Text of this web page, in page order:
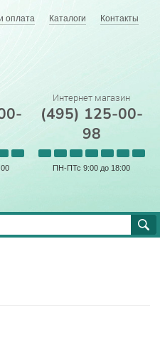
оплата Каталоги Контакты
Интернет магазин
(495) 125-00-
98
ПН-ПТс 9:00 до 18:00